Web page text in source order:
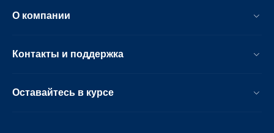
О компании
Контакты и поддержка
Оставайтесь в курсе